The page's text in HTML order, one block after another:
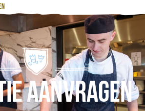
aanvragen